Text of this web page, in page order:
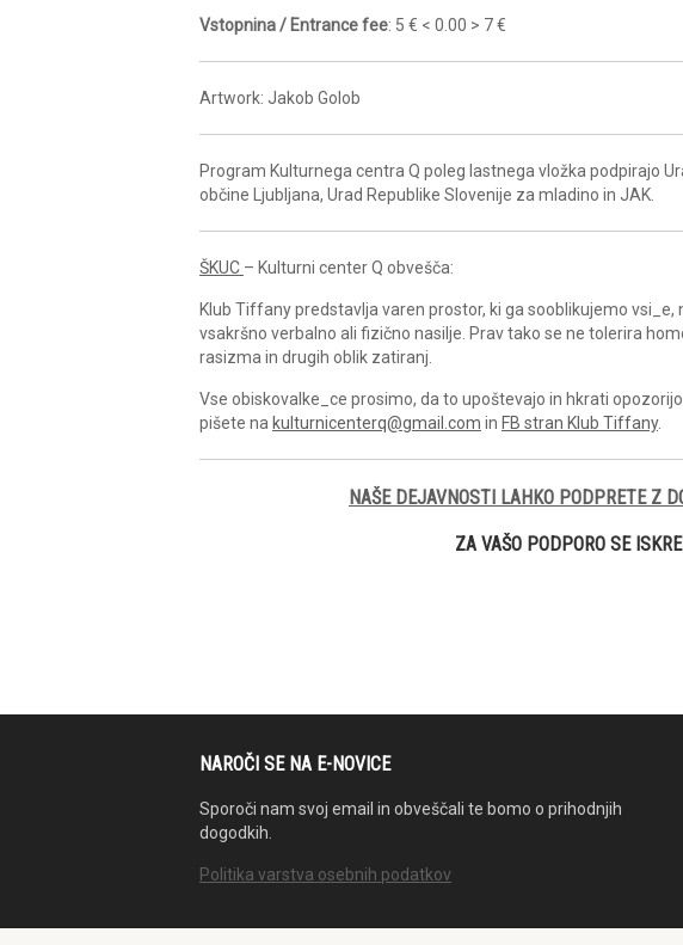
Vstopnina / Entrance fee: 5 € < 0.00 > 7 €
Artwork: Jakob Golob
Program Kulturnega centra Q poleg lastnega vložka podpirajo
občine Ljubljana, Urad Republike Slovenije za mladino in JAK.
ŠKUC – Kulturni center Q obvešča:
Klub Tiffany predstavlja varen prostor, ki ga sooblikujemo
vsakršno verbalno ali fizično nasilje. Prav tako se ne tolerira
rasizma in drugih oblik zatiranj.
Vse obiskovalke_ce prosimo, da to upoštevajo in hkrati
pišete na kulturnicenterq@gmail.com in FB stran Klub Tiffany.
NAŠE DEJAVNOSTI LAHKO PODPRETE Z
ZA VAŠO PODPORO SE
NAROČI SE NA E-NOVICE
Sporoči nam svoj email in obveščali te bomo o prihodnjih
dogodkih.
Politika varstva osebnih podatkov